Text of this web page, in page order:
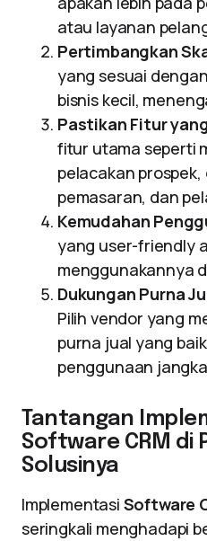
atau layanan
Pertimbangkan
yang sesuai
bisnis kecil,
Pastikan Fitur
fitur utama seperti
pelacakan
pemasaran, dan
Kemudahan
yang user-friendly
menggunakannya
Dukungan Purna
Pilih vendor yang
purna jual yang
penggunaan
Tantangan
Software CRM di
Solusinya
Implementasi Software
seringkali menghadapi